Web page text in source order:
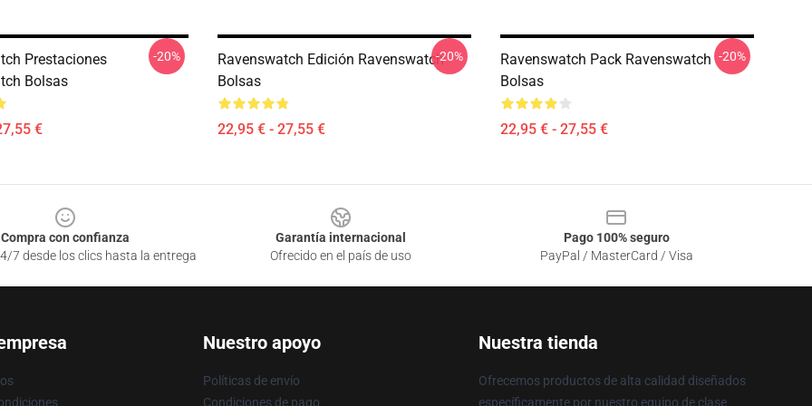
Prestaciones
Bolsas
€
-20%
Ravenswatch Edición Ravenswatch
Bolsas
22,95 € - 27,55 €
-20%
Ravenswatch Pack Ravenswatch
Bolsas
22,95 € - 27,55 €
-20%
Compra con confianza
7 desde los clics hasta la entrega
Garantía internacional
Ofrecido en el país de uso
Pago 100% seguro
PayPal / MasterCard / Visa
Nuestro apoyo
Políticas de envío
Condiciones de pago
Nuestra tienda
Ofrecemos productos de alta calidad diseñados
específicamente por nuestro equipo de clase